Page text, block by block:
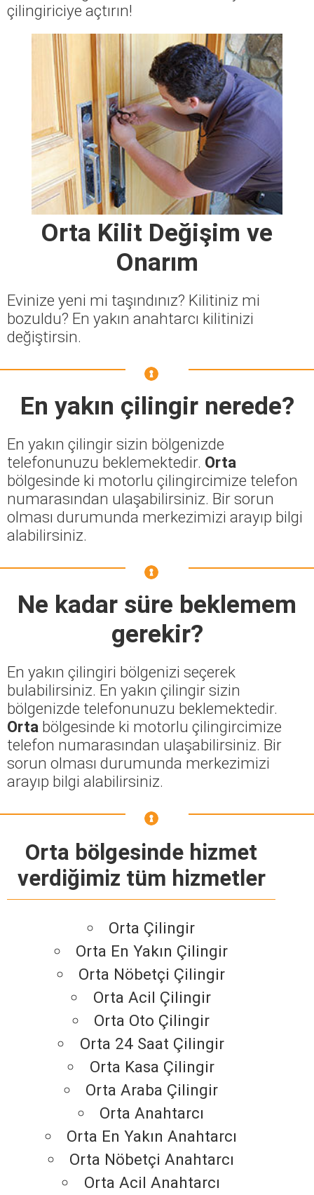
çilingiriciye açtırın!
Orta Kilit Değişim ve
Onarım
Evinize yeni mi taşındınız? Kilitiniz mi
bozuldu? En yakın anahtarcı kilitinizi
değiştirsin.
En yakın çilingir nerede?
En yakın çilingir sizin bölgenizde
telefonunuzu beklemektedir. Orta
bölgesinde ki motorlu çilingircimize telefon
numarasından ulaşabilirsiniz. Bir sorun
olması durumunda merkezimizi arayıp bilgi
alabilirsiniz.
Ne kadar süre beklemem
gerekir?
En yakın çilingiri bölgenizi seçerek
bulabilirsiniz. En yakın çilingir sizin
bölgenizde telefonunuzu beklemektedir.
Orta bölgesinde ki motorlu çilingircimize
telefon numarasından ulaşabilirsiniz. Bir
sorun olması durumunda merkezimizi
arayıp bilgi alabilirsiniz.
Orta bölgesinde hizmet
verdiğimiz tüm hizmetler
Orta Çilingir
Orta En Yakın Çilingir
Orta Nöbetçi Çilingir
Orta Acil Çilingir
Orta Oto Çilingir
Orta 24 Saat Çilingir
Orta Kasa Çilingir
Orta Araba Çilingir
Orta Anahtarcı
Orta En Yakın Anahtarcı
Orta Nöbetçi Anahtarcı
Orta Acil Anahtarcı